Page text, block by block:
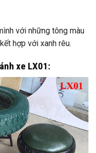
với những tông màu
hợp với xanh rêu.
xe LX01: